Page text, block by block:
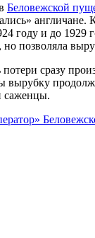
Беловежской
году и до
но позволяла
сразу
вырубку
саженцы.